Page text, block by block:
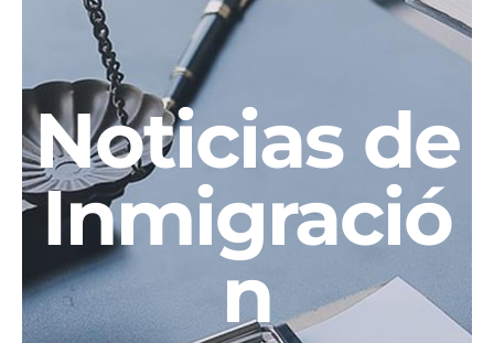
Noticias de
Inmigració
n